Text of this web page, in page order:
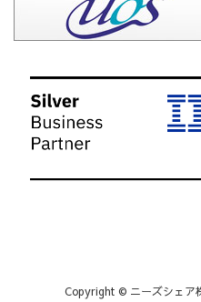
Copyright © ニーズシェア